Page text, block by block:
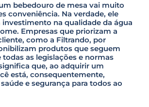
bebedouro de mesa vai muito
conveniência. Na verdade, ele
na qualidade da água
Empresas que priorizam a
como a Filtrando, por
produtos que seguem
as legislações e normas
que, ao adquirir um
está, consequentemente,
e segurança para todos ao